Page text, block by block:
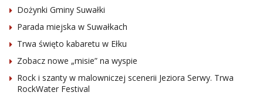
Dożynki Gminy Suwałki
Parada miejska w Suwałkach
Trwa święto kabaretu w Ełku
Zobacz nowe „misie” na wyspie
Rock i szanty w malowniczej scenerii Jeziora Serwy. Trwa
RockWater Festival